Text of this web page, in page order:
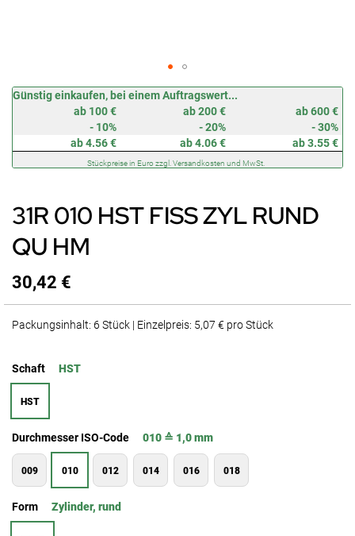
Günstig einkaufen, bei einem Auftragswert...
ab 100 €
ab 200 €
ab 600 €
- 10%
- 20%
- 30%
ab 4.56 €
ab 4.06 € ab 3.55 €
Stückpreise in Euro zzgl. Versandkosten und MwSt.
31R 010 HST FISS ZYL RUND
QU HM
30,42 €
Packungsinhalt: 6 Stück | Einzelpreis: 5,07 € pro Stück
Schaft HST
HST
Durchmesser ISO-Code 010 ≙ 1,0 mm
009 010 012 014 016 018
Form Zylinder, rund
Zum
Anfang
springen